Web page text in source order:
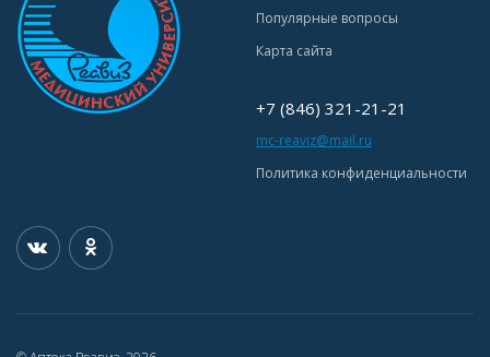
Популярные вопросы
Карта сайта
+7 (846) 321-21-21
mc-reaviz@mail.ru
Политика конфиденциальности